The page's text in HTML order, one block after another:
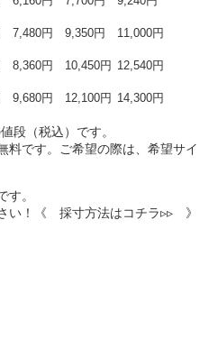
7,480円 9,350円 11,000円
8,360円 10,450円 12,540円
9,680円 12,100円 14,300円
段（税込）です。
です。ご希望の際は、希望サイ
す。
い！
《 採寸方法はコチラ▹▹ 》